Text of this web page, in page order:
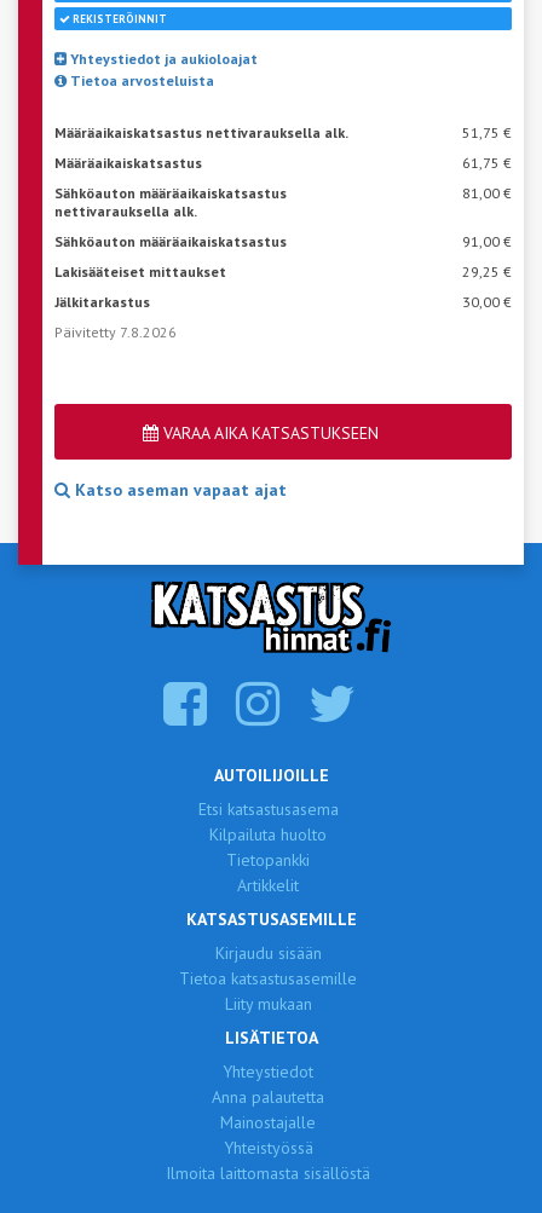
REKISTERÖINNIT
Yhteystiedot ja aukioloajat
Tietoa arvosteluista
Määräaikaiskatsastus nettivarauksella alk.
51,75 €
Määräaikaiskatsastus
61,75 €
Sähköauton määräaikaiskatsastus
nettivarauksella alk.
81,00 €
Sähköauton määräaikaiskatsastus
91,00 €
Lakisääteiset mittaukset
29,25 €
Jälkitarkastus
30,00 €
Päivitetty 7.8.2026
VARAA AIKA KATSASTUKSEEN
Katso aseman vapaat ajat
AUTOILIJOILLE
Etsi katsastusasema
Kilpailuta huolto
Tietopankki
Artikkelit
KATSASTUSASEMILLE
Kirjaudu sisään
Tietoa katsastusasemille
Liity mukaan
LISÄTIETOA
Yhteystiedot
Anna palautetta
Mainostajalle
Yhteistyössä
Ilmoita laittomasta sisällöstä